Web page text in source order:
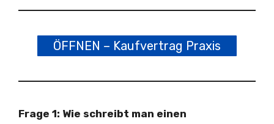
ÖFFNEN – Kaufvertrag Praxis
Frage 1: Wie schreibt man einen